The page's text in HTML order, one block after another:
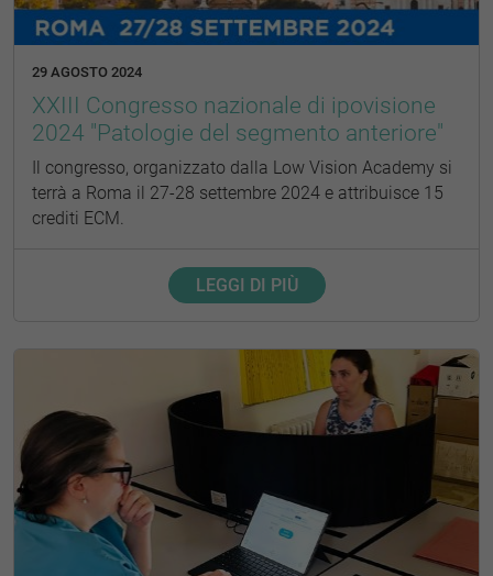
29 AGOSTO 2024
XXIII Congresso nazionale di ipovisione
2024 "Patologie del segmento anteriore"
Il congresso, organizzato dalla Low Vision Academy si
terrà a Roma il 27-28 settembre 2024 e attribuisce 15
crediti ECM.
LEGGI DI PIÙ